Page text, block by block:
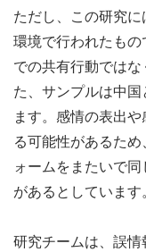
ただし、この研究
環境で行われたも
での共有行動では
た、サンプルは中
ます。感情の表出
る可能性があるた
ォームをまたいで
があるとしています。
研究チームは、誤